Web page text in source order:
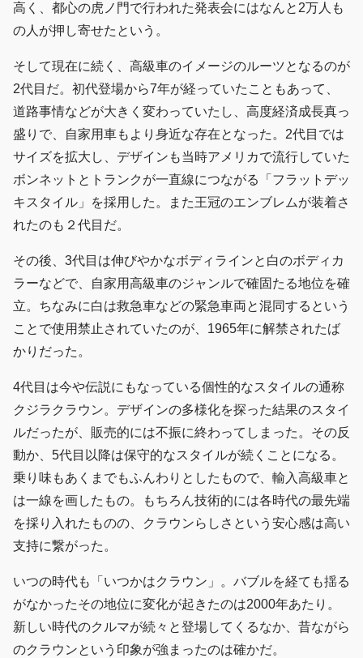
高く、都心の虎ノ門で行われた発表会にはなんと2万人も
の人が押し寄せたという。
そして現在に続く、高級車のイメージのルーツとなるのが
2代目だ。初代登場から7年が経っていたこともあって、
道路事情などが大きく変わっていたし、高度経済成長真っ
盛りで、自家用車もより身近な存在となった。2代目では
サイズを拡大し、デザインも当時アメリカで流行していた
ボンネットとトランクが一直線につながる「フラットデッ
キスタイル」を採用した。また王冠のエンブレムが装着さ
れたのも２代目だ。
その後、3代目は伸びやかなボディラインと白のボディカ
ラーなどで、自家用高級車のジャンルで確固たる地位を確
立。ちなみに白は救急車などの緊急車両と混同するという
ことで使用禁止されていたのが、1965年に解禁されたば
かりだった。
4代目は今や伝説にもなっている個性的なスタイルの通称
クジラクラウン。デザインの多様化を探った結果のスタイ
ルだったが、販売的には不振に終わってしまった。その反
動か、5代目以降は保守的なスタイルが続くことになる。
乗り味もあくまでもふんわりとしたもので、輸入高級車と
は一線を画したもの。もちろん技術的には各時代の最先端
を採り入れたものの、クラウンらしさという安心感は高い
支持に繋がった。
いつの時代も「いつかはクラウン」。バブルを経ても揺る
がなかったその地位に変化が起きたのは2000年あたり。
新しい時代のクルマが続々と登場してくるなか、昔ながら
のクラウンという印象が強まったのは確かだ。